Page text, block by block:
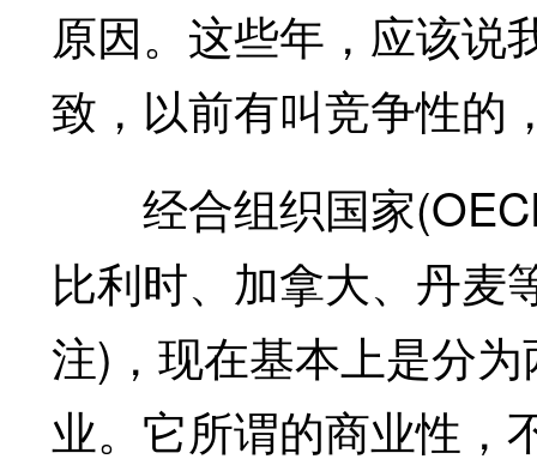
原因。这些年，应该说
致，以前有叫竞争性的
经合组织国家
比利时、加拿大、丹麦
注)，现在基本上是分
业。它所谓的商业性，